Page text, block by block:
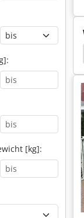
[kg]:
Schaufel